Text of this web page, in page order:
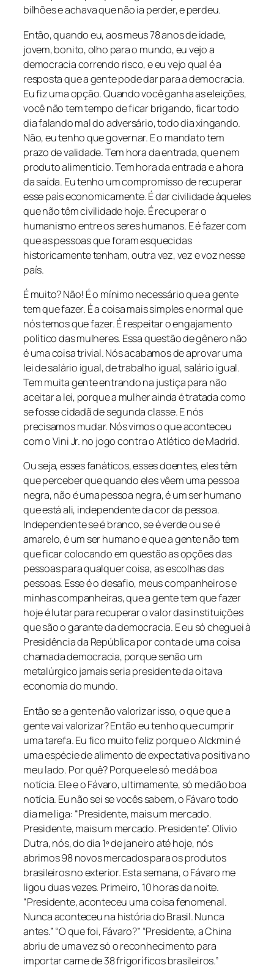
bilhões e achava que não ia perder, e perdeu.
Então, quando eu, aos meus 78 anos de idade,
jovem, bonito, olho para o mundo, eu vejo a
democracia correndo risco, e eu vejo qual é a
resposta que a gente pode dar para a democracia.
Eu fiz uma opção. Quando você ganha as eleições,
você não tem tempo de ficar brigando, ficar todo
dia falando mal do adversário, todo dia xingando.
Não, eu tenho que governar. E o mandato tem
prazo de validade. Tem hora da entrada, que nem
produto alimentício. Tem hora da entrada e a hora
da saída. Eu tenho um compromisso de recuperar
esse país economicamente. É dar civilidade àqueles
que não têm civilidade hoje. É recuperar o
humanismo entre os seres humanos. E é fazer com
que as pessoas que foram esquecidas
historicamente tenham, outra vez, vez e voz nesse
país.
É muito? Não! É o mínimo necessário que a gente
tem que fazer. É a coisa mais simples e normal que
nós temos que fazer. É respeitar o engajamento
político das mulheres. Essa questão de gênero não
é uma coisa trivial. Nós acabamos de aprovar uma
lei de salário igual, de trabalho igual, salário igual.
Tem muita gente entrando na justiça para não
aceitar a lei, porque a mulher ainda é tratada como
se fosse cidadã de segunda classe. E nós
precisamos mudar. Nós vimos o que aconteceu
com o Vini Jr. no jogo contra o Atlético de Madrid.
Ou seja, esses fanáticos, esses doentes, eles têm
que perceber que quando eles vêem uma pessoa
negra, não é uma pessoa negra, é um ser humano
que está ali, independente da cor da pessoa.
Independente se é branco, se é verde ou se é
amarelo, é um ser humano e que a gente não tem
que ficar colocando em questão as opções das
pessoas para qualquer coisa, as escolhas das
pessoas. Esse é o desafio, meus companheiros e
minhas companheiras, que a gente tem que fazer
hoje é lutar para recuperar o valor das instituições
que são o garante da democracia. E eu só cheguei à
Presidência da República por conta de uma coisa
chamada democracia, porque senão um
metalúrgico jamais seria presidente da oitava
economia do mundo.
Então se a gente não valorizar isso, o que que a
gente vai valorizar? Então eu tenho que cumprir
uma tarefa. Eu fico muito feliz porque o Alckmin é
uma espécie de alimento de expectativa positiva no
meu lado. Por quê? Porque ele só me dá boa
notícia. Ele e o Fávaro, ultimamente, só me dão boa
notícia. Eu não sei se vocês sabem, o Fávaro todo
dia me liga: “Presidente, mais um mercado.
Presidente, mais um mercado. Presidente”. Olívio
Dutra, nós, do dia 1º de janeiro até hoje, nós
abrimos 98 novos mercados para os produtos
brasileiros no exterior. Esta semana, o Fávaro me
ligou duas vezes. Primeiro, 10 horas da noite.
“Presidente, aconteceu uma coisa fenomenal.
Nunca aconteceu na história do Brasil. Nunca
antes.” “O que foi, Fávaro?” “Presidente, a China
abriu de uma vez só o reconhecimento para
importar carne de 38 frigoríficos brasileiros.”